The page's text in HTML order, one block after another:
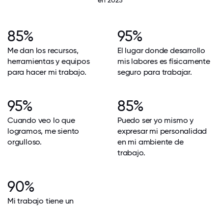
85%
Me dan los recursos,
herramientas y equipos
para hacer mi trabajo.
95%
El lugar donde desarrollo
mis labores es físicamente
seguro para trabajar.
95%
Cuando veo lo que
logramos, me siento
orgulloso.
85%
Puedo ser yo mismo y
expresar mi personalidad
en mi ambiente de
trabajo.
90%
Mi trabajo tiene un